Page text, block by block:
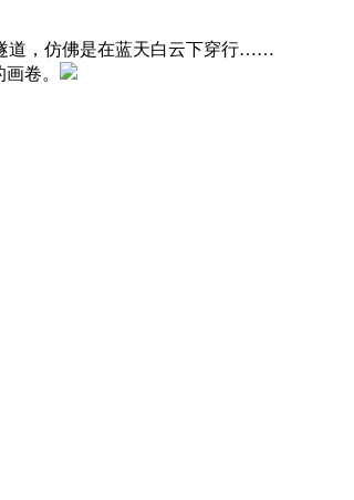
道，仿佛是在蓝天白云下穿行……
卷。